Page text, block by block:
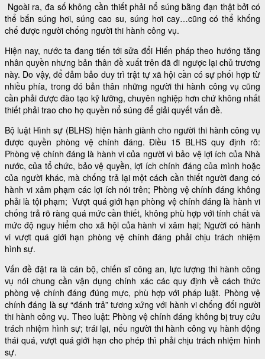
Ngoài ra, đa số không cần thiết phải nổ súng bằng đạn thật bởi có
thể bắn súng hơi, súng cao su, súng hơi cay…cũng có thể khống
chế được người chống người thi hành công vụ.
Hiện nay, nước ta đang tiến tới sửa đổi Hiến pháp theo hướng tăng
nhân quyền nhưng bản thân đề xuất trên đã đi ngược lại chủ trương
này. Do vậy, để đảm bảo duy trì trật tự xã hội cần có sự phối hợp từ
nhiều phía, trong đó bản thân những người thi hành công vụ cũng
cần phải được đào tạo kỹ lưỡng, chuyên nghiệp hơn chứ không nhất
thiết phải trao cho họ quyền nổ súng để giải quyết vấn đề.
Bộ luật Hình sự (BLHS) hiện hành giành cho người thi hành công vụ
được quyền phòng vệ chính đáng. Điều 15 BLHS quy định rõ:
Phòng vệ chính đáng là hành vi của người vì bảo vệ lợi ích của Nhà
nước, của tổ chức, bảo vệ quyền, lợi ích chính đáng của mình hoặc
của người khác, mà chống trả lại một cách cần thiết người đang có
hành vi xâm phạm các lợi ích nói trên; Phòng vệ chính đáng không
phải là tội phạm; Vượt quá giới hạn phòng vệ chính đáng là hành vi
chống trả rõ ràng quá mức cần thiết, không phù hợp với tính chất và
mức độ nguy hiểm cho xã hội của hành vi xâm hại; Người có hành
vi vượt quá giới hạn phòng vệ chính đáng phải chịu trách nhiệm
hình sự.
Vấn đề đặt ra là cán bộ, chiến sĩ công an, lực lượng thi hành công
vụ nói chung cần vận dụng chính xác các quy định về cách thức
phòng vệ chính đáng đúng mực, phù hợp với pháp luật. Phòng vệ
chính đáng là sự “đánh trả” tương xứng với hành vi chống đối người
thi hành công vụ. Theo luật: Phòng vệ chính đáng không bị truy cứu
trách nhiệm hình sự; trái lại, nếu người thi hành công vụ hành động
thái quá, vượt quá giới hạn cho phép thì phải chịu trách nhiệm hình
sự.